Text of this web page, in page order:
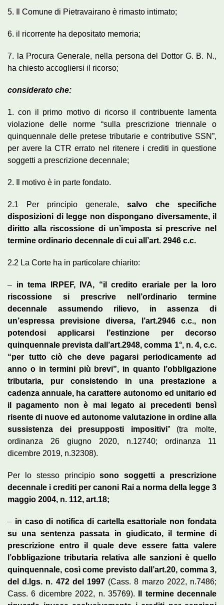
5. Il Comune di Pietravairano è rimasto intimato;
6. il ricorrente ha depositato memoria;
7. la Procura Generale, nella persona del Dottor G. B. N.,
ha chiesto accogliersi il ricorso;
considerato che:
1. con il primo motivo di ricorso il contribuente lamenta
violazione delle norme “sulla prescrizione triennale o
quinquennale delle pretese tributarie e contributive SSN”,
per avere la CTR errato nel ritenere i crediti in questione
soggetti a prescrizione decennale;
2. Il motivo è in parte fondato.
2.1 Per principio generale, salvo che specifiche
disposizioni di legge non dispongano diversamente, il
diritto alla riscossione di un’imposta si prescrive nel
termine ordinario decennale di cui all’art. 2946 c.c.
2.2 La Corte ha in particolare chiarito:
– in tema IRPEF, IVA, “il credito erariale per la loro
riscossione si prescrive nell’ordinario termine
decennale assumendo rilievo, in assenza di
un’espressa previsione diversa, l’art.2946 c.c., non
potendosi applicarsi l’estinzione per decorso
quinquennale prevista dall’art.2948, comma 1°, n. 4, c.c.
“per tutto ciò che deve pagarsi periodicamente ad
anno o in termini più brevi”, in quanto l’obbligazione
tributaria, pur consistendo in una prestazione a
cadenza annuale, ha carattere autonomo ed unitario ed
il pagamento non è mai legato ai precedenti bensì
risente di nuove ed autonome valutazione in ordine alla
sussistenza dei presupposti impositivi” (tra molte,
ordinanza 26 giugno 2020, n.12740; ordinanza 11
dicembre 2019, n.32308).
Per lo stesso principiosono soggetti a prescrizione
decennale i crediti per canoni Rai a norma della legge 3
maggio 2004, n. 112, art.18;
– in caso di notifica di cartella esattoriale non fondata
su una sentenza passata in giudicato, il termine di
prescrizione entro il quale deve essere fatta valere
l’obbligazione tributaria relativa alle sanzioni è quello
quinquennale, così come previsto dall’art.20, comma 3,
del d.lgs. n. 472 del 1997 (Cass. 8 marzo 2022, n.7486;
Cass. 6 dicembre 2022, n. 35769).
Il termine decennale